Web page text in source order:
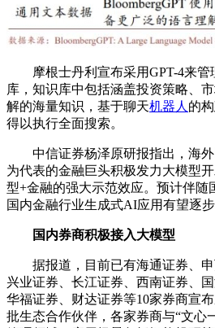
摩根士丹利宣布采用GPT-4来
库，知识库中包括涵盖投资策略、
解的海量知识，基于聊天机器人 的
得以执行全面搜索。
中信证券杨泽原研报指出，海
为代表的金融巨头积极发力大模型
型+金融的强大示范效应。预计伴随
国内金融行业生成式AI应用有望逐步
国内券商积极接入大模型
据报道，目前已有海通证券、申
兴业证券、长江证券、西南证券、国
华福证券、财达证券等10家券商宣
批生态合作伙伴，各家券商与“文心